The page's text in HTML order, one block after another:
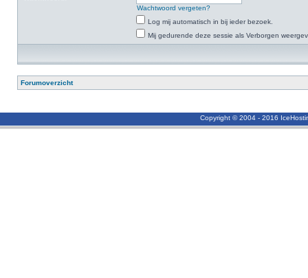
Wachtwoord vergeten?
Log mij automatisch in bij ieder bezoek.
Mij gedurende deze sessie als Verborgen
Forumoverzicht
Copyright © 2004 - 2016